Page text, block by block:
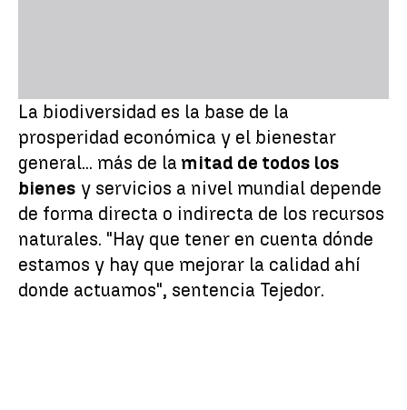
La biodiversidad es la base de la
prosperidad económica y el bienestar
general... más de la mitad de todos los
bienes y servicios a nivel mundial depende
de forma directa o indirecta de los recursos
naturales. "Hay que tener en cuenta dónde
estamos y hay que mejorar la calidad ahí
donde actuamos", sentencia Tejedor.